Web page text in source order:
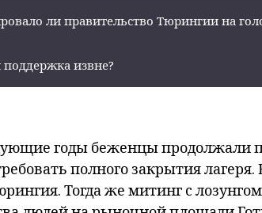
ли правительство Тюрингии на
извне?
годы беженцы продолжали
полного закрытия
Тогда же митинг с